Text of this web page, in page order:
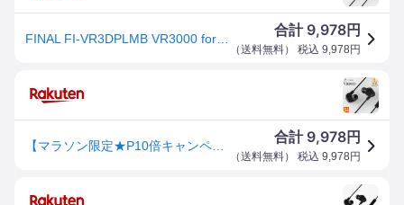
合計 9,978円
（送料無料） 税込 9,978 円
合計 9,978円
（送料無料） 税込 9,978 円